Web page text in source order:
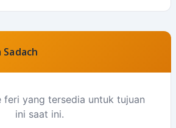
Sadach
feri yang tersedia untuk tujuan
ini saat ini.